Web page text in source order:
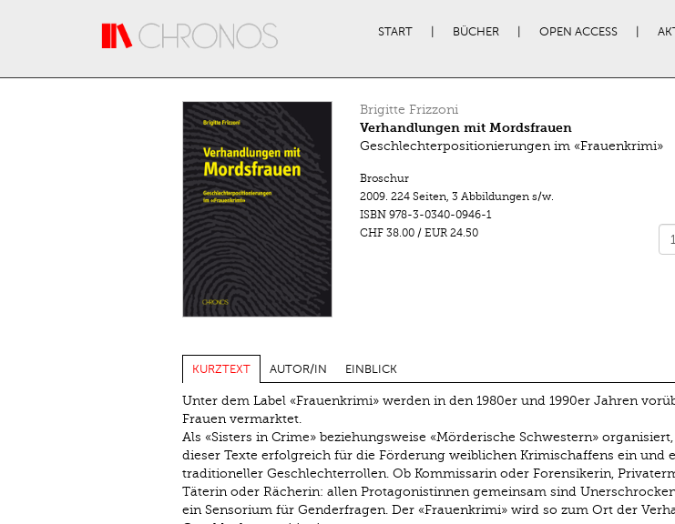
START BÜCHER OPEN ACCESS
Brigitte Frizzoni
Verhandlungen mit Mordsfrauen
Geschlechterpositionierungen im «Frauenkrimi»
Broschur
2009. 224 Seiten, 3 Abbildungen s/w.
ISBN 978-3-0340-0946-1
CHF 38.00/ EUR 24.50
KURZTEXT AUTOR/IN EINBLICK
Unter dem Label «Frauenkrimi» werden in den 1980er und 1990er Jahren
Frauen vermarktet.
Als «Sisters in Crime» beziehungsweise «Mörderische Schwestern»
dieser Texte erfolgreich für die Förderung weiblichen Krimischaffens ein und
traditioneller Geschlechterrollen. Ob Kommissarin oder Forensikerin,
Täterin oder Rächerin: allen Protagonistinnen gemeinsam sind
ein Sensorium für Genderfragen. Der «Frauenkrimi» wird so zum Ort der